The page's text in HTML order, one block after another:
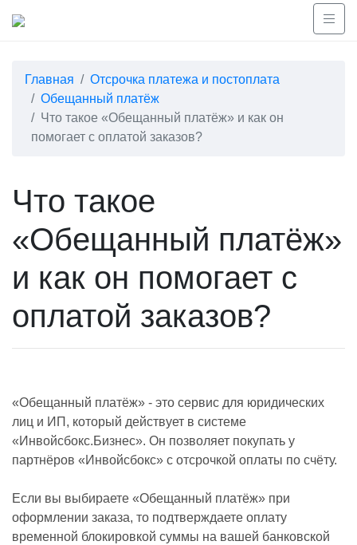
Главная
Отсрочка платежа и постоплата
Обещанный платёж
Что такое «Обещанный платёж» и как он
помогает с оплатой заказов?
Что такое
«Обещанный платёж»
и как он помогает с
оплатой заказов?
«Обещанный платёж» - это сервис для юридических
лиц и ИП, который действует в системе
«Инвойсбокс.Бизнес». Он позволяет покупать у
партнёров «Инвойсбокс» с отсрочкой оплаты по счёту.
Если вы выбираете «Обещанный платёж» при
оформлении заказа, то подтверждаете оплату
временной блокировкой суммы на вашей банковской